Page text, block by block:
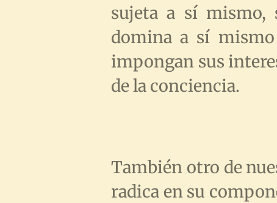
sujeta a sí mismo,
domina a sí
impongan sus
de la conciencia.
También otro de
radica en su